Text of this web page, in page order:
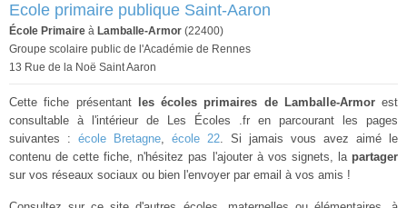
Ecole primaire publique Saint-Aaron
École Primaire à Lamballe-Armor (22400)
Groupe scolaire public de l'Académie de Rennes
13 Rue de la Noë Saint Aaron
Cette fiche présentant les écoles primaires de Lamballe-Armorest
consultable à l'intérieur de Les Écoles .fr en parcourant les pages
suivantes : école Bretagne, école 22. Si jamais vous avez aimé le
contenu de cette fiche, n'hésitez pas l'ajouter à vos signets, la partager
sur vos réseaux sociaux ou bien l'envoyer par email à vos amis !